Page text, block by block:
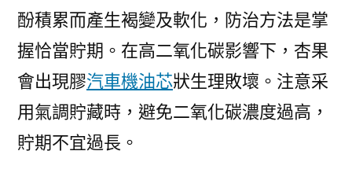
酚積累而產生褐變及軟化，防治方法是掌
握恰當貯期。在高二氧化碳影響下，杏果
會出現膠汽車機油芯狀生理敗壞。注意采
用氣調貯藏時，避免二氧化碳濃度過高，
貯期不宜過長。